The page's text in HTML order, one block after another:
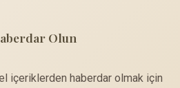
Olun
içeriklerden haberdar olmak için